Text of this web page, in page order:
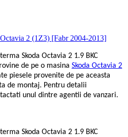
2 (1Z3) [Fabr 2004-2013]
Skoda Octavia 2 1.9 BKC
de pe o masina Skoda Octavia 2
piesele provenite de pe aceasta
de montaj. Pentru detalii
unul dintre agentii de vanzari.
Skoda Octavia 2 1.9 BKC